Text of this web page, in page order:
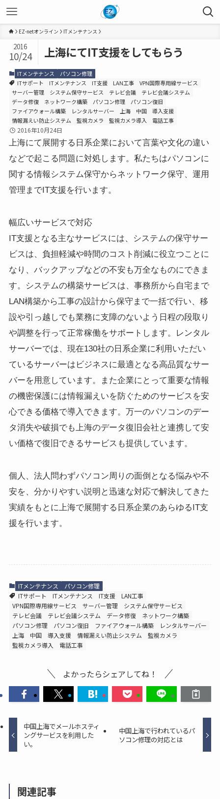
EZ-netオンライン ITメンテナンス
上海にてIT支援をしてもらう
2016
10/24
ITメンテナンス
パソコン修理
ITサポート
ITメンテナンス IT支援 LAN工事
VPN国際専用線サービス
サーバー管理
システム保守サービス テレビ会議
テレビ会議システム
データ修復
ネットワーク構築 パソコン修理
パソコン復旧
ファイアウォール構築
レンタルサーバー 上海 中国
導入支援
情報漏えい防止システム
監視カメラ 監視カメラ導入 電話工事
2016年10月24日
上海にて展開する日系企業において言葉や文化の違い
などで起こる問題に対処します。私たちはパソコンに
関する情報システム保守からネットワーク保守、運用
管理までIT支援を行います。
幅広いサービスで対応
IT支援となる主なサービスには、システムの保守サー
ビスは、負担軽減や時間のコスト削減に役立つことに
なり、バックアップなどの不安も万全なものにできま
す。システムの構築サービスは、事務所から自宅まで
LAN構築から工事の設計から保守まで一括で行い、移
設や引っ越しでも業務に支障のないよう日程の段取り
や調整を行って正常稼働をサポートします。レンタル
サーバーでは、現在130社の日系企業に利用いただい
ているサーバーはビジネスに最適となる高品質なサー
バーを用意しています。また企業にとって重要な情報
の機密保護には情報漏えいを防ぐためのサービスを安
心できる価格で導入できます。万一のパソコンのデー
タ消失や破損でも上海のデータ復旧会社と連携して安
い価格で復旧できるサービスも提供しています。
個人、法人問わずパソコン周りの面倒となる悩みや不
安を、分かりやすい説明と迅速な対応で解決してきた
実績をもとに上海で展開する日系企業のあらゆるIT支
援を行います。
ITメンテナンス
パソコン修理
ITサポート
ITメンテナンス IT支援
LAN工事
VPN国際専用線サービス
サーバー管理
システム保守サービス
テレビ会議
テレビ会議システム データ修復
ネットワーク構築
パソコン修理
パソコン復旧 ファイアウォール構築
レンタルサーバー
上海
中国 導入支援 情報漏えい防止システム
監視カメラ
監視カメラ導入
電話工事
よかったらシェアしてね！
中国上海でメールホスティ
ングサービスを利用した
い。
中国上海で行われているパ
ソコン修理の対応とは
関連記事